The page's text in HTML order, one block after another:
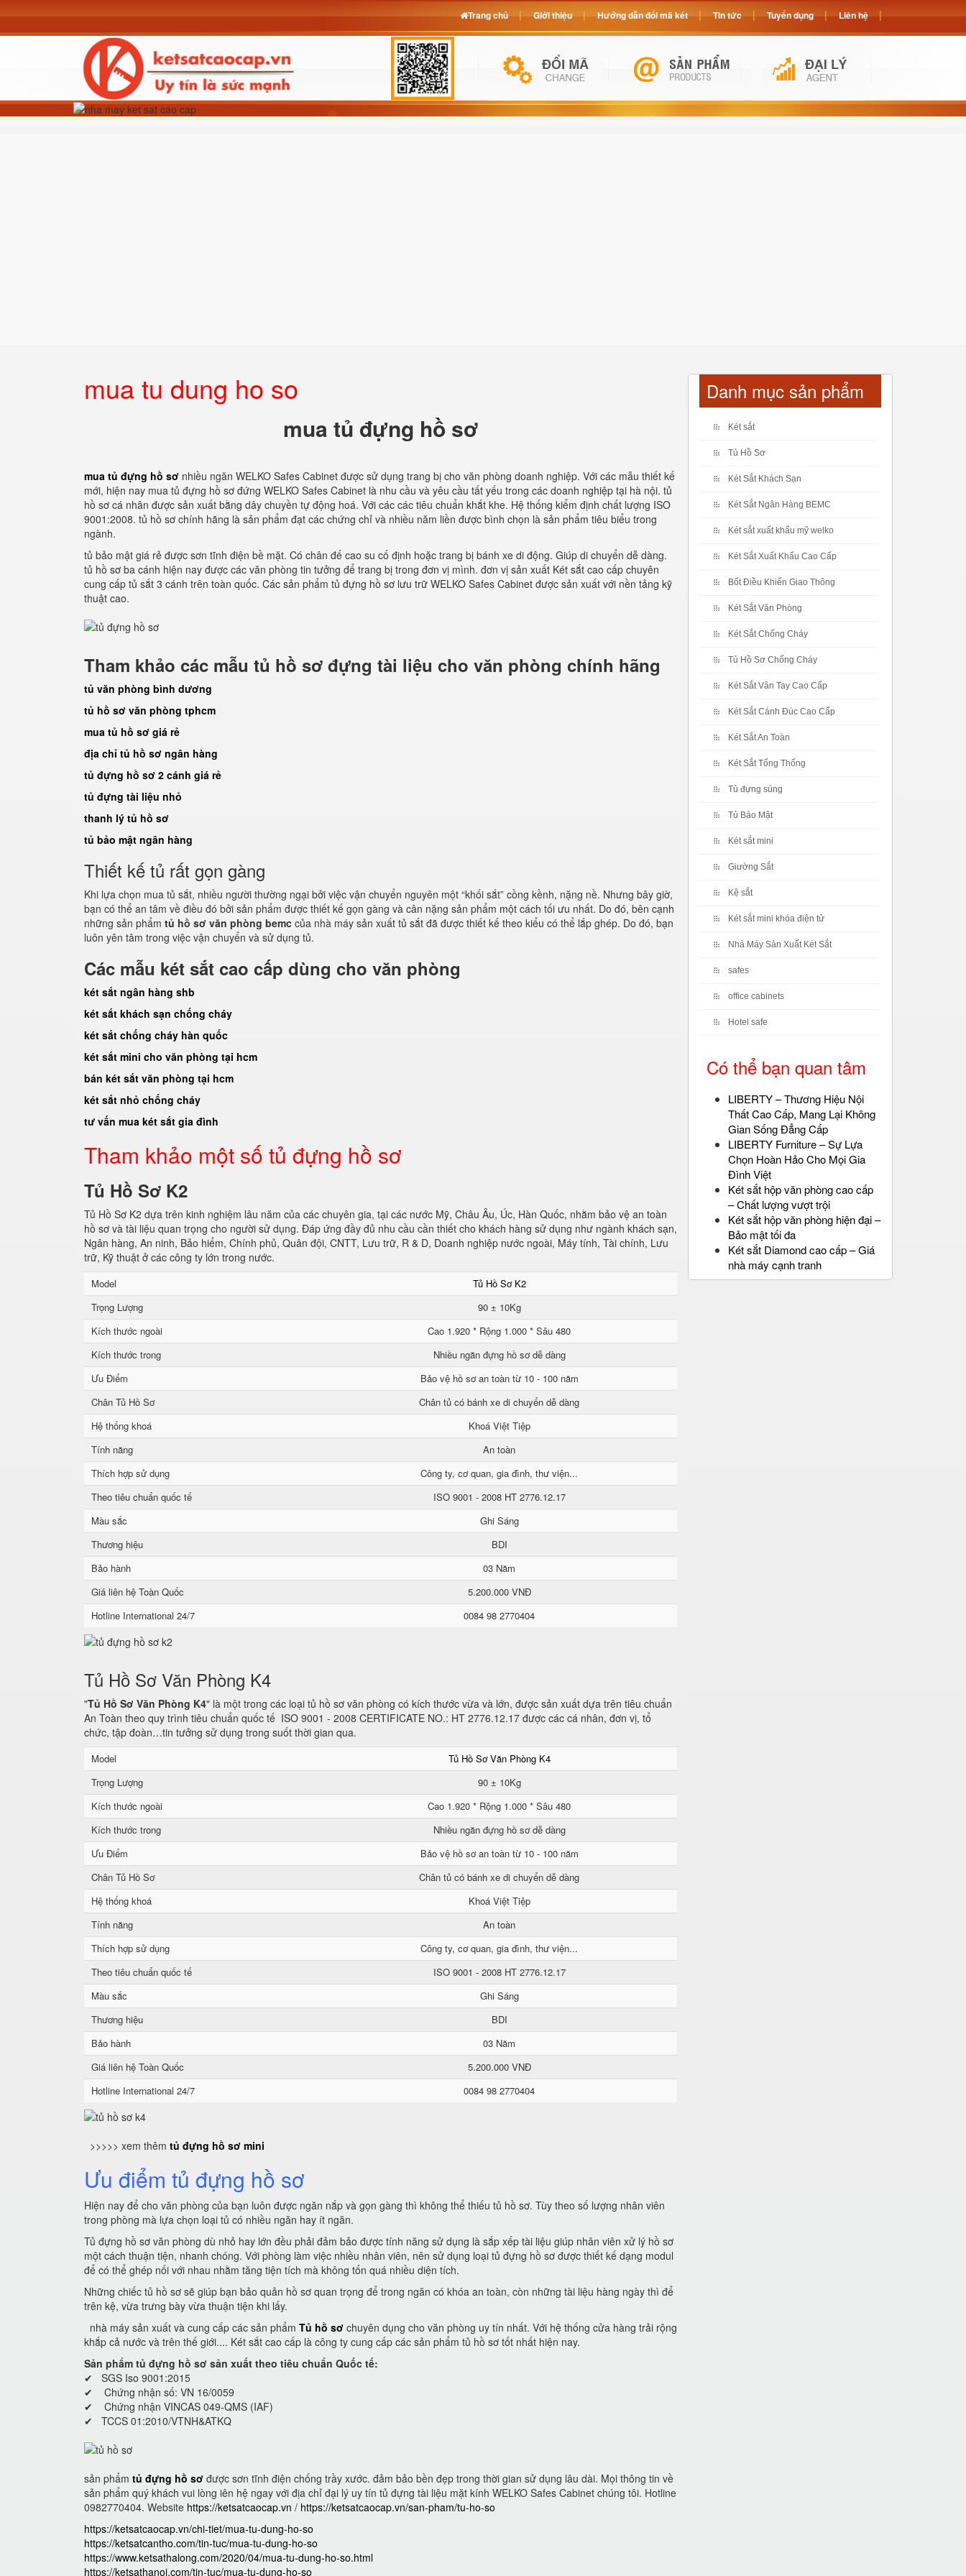
mua tu dung ho so
mua tủ đựng hồ sơ
mua tủ đựng hồ sơ nhiều ngăn WELKO Safes Cabinet được sử dụng trang bị cho văn phòng doanh nghiệp. Với các mẫu thiết kế
mới, hiện nay mua tủ đựng hồ sơ đứng WELKO Safes Cabinet là nhu cầu và yêu cầu tất yếu trong các doanh nghiệp tại hà nội. tủ
hồ sơ cá nhân được sản xuất bằng dây chuyền tự động hoá. Với các các tiêu chuẩn khắt khe. Hệ thống kiểm định chất lượng ISO
9001:2008. tủ hồ sơ chính hãng là sản phẩm đạt các chứng chỉ và nhiều năm liền được bình chọn là sản phẩm tiêu biểu trong
ngành.
tủ bảo mật giá rẻ được sơn tĩnh điện bề mặt. Có chân đế cao su cố định hoặc trang bị bánh xe di động. Giúp di chuyển dễ dàng.
tủ hồ sơ ba cánh hiện nay được các văn phòng tin tưởng để trang bị trong đơn vị mình. đơn vị sản xuất Két sắt cao cấp chuyên
cung cấp tủ sắt 3 cánh trên toàn quốc. Các sản phẩm tủ đựng hồ sơ lưu trữ WELKO Safes Cabinet được sản xuất với nền tảng kỹ
thuật cao.
Tham khảo các mẫu tủ hồ sơ đựng tài liệu cho văn phòng chính hãng
tủ văn phòng bình dương
tủ hồ sơ văn phòng tphcm
mua tủ hồ sơ giá rẻ
địa chỉ tủ hồ sơ ngân hàng
tủ đựng hồ sơ 2 cánh giá rẻ
tủ đựng tài liệu nhỏ
thanh lý tủ hồ sơ
tủ bảo mật ngân hàng
Thiết kế tủ rất gọn gàng
Khi lựa chọn mua tủ sắt, nhiều người thường ngại bởi việc vận chuyển nguyên một “khối sắt” cồng kềnh, nặng nề. Nhưng bây giờ,
bạn có thể an tâm về điều đó bởi sản phẩm được thiết kế gọn gàng và cân nặng sản phẩm một cách tối ưu nhất. Do đó, bên cạnh
những sản phẩm tủ hồ sơ văn phòng bemc của nhà máy sản xuất tủ sắt đã được thiết kế theo kiểu có thể lắp ghép. Do đó, bạn
luôn yên tâm trong việc vận chuyển và sử dụng tủ.
Các mẫu két sắt cao cấp dùng cho văn phòng
két sắt ngân hàng shb
két sắt khách sạn chống cháy
két sắt chống cháy hàn quốc
két sắt mini cho văn phòng tại hcm
bán két sắt văn phòng tại hcm
két sắt nhỏ chống cháy
tư vấn mua két sắt gia đình
Tham khảo một số tủ đựng hồ sơ
Tủ Hồ Sơ K2
Tủ Hồ Sơ K2 dựa trên kinh nghiệm lâu năm của các chuyên gia, tại các nước Mỹ, Châu Âu, Úc, Hàn Quốc, nhằm bảo vệ an toàn
hồ sơ và tài liệu quan trọng cho người sử dụng. Đáp ứng đầy đủ nhu cầu cần thiết cho khách hàng sử dụng như ngành khách sạn,
Ngân hàng, An ninh, Bảo hiểm, Chính phủ, Quân đội, CNTT, Lưu trữ, R & D, Doanh nghiệp nước ngoài, Máy tính, Tài chính, Lưu
trữ, Kỹ thuật ở các công ty lớn trong nước.
Model
Tủ Hồ Sơ K2
Trọng Lượng
90 ± 10Kg
Kích thước ngoài
Cao 1.920 * Rộng 1.000 * Sâu 480
Kích thước trong
Nhiều ngăn đựng hồ sơ dễ dàng
Ưu Điểm
Bảo vệ hồ sơ an toàn từ 10 - 100 năm
Chân Tủ Hồ Sơ
Chân tủ có bánh xe di chuyển dễ dàng
Hệ thống khoá
Khoá Việt Tiệp
Tính năng
An toàn
Thích hợp sử dụng
Công ty, cơ quan, gia đình, thư viện...
Theo tiêu chuẩn quốc tế
ISO 9001 - 2008 HT 2776.12.17
Màu sắc
Ghi Sáng
Thương hiệu
BDI
Bảo hành
03 Năm
Giá liên hệ Toàn Quốc
5.200.000 VNĐ
Hotline International 24/7
0084 98 2770404
Tủ Hồ Sơ Văn Phòng K4
"Tủ Hồ Sơ Văn Phòng K4" là một trong các loại tủ hồ sơ văn phòng có kích thước vừa và lớn, được sản xuất dựa trên tiêu chuẩn
An Toàn theo quy trình tiêu chuẩn quốc tế ISO 9001 - 2008 CERTIFICATE NO.: HT 2776.12.17 được các cá nhân, đơn vị, tổ
chức, tập đoàn…tin tưởng sử dụng trong suốt thời gian qua.
Model
Tủ Hồ Sơ Văn Phòng K4
Trọng Lượng
90 ± 10Kg
Kích thước ngoài
Cao 1.920 * Rộng 1.000 * Sâu 480
Kích thước trong
Nhiều ngăn đựng hồ sơ dễ dàng
Ưu Điểm
Bảo vệ hồ sơ an toàn từ 10 - 100 năm
Chân Tủ Hồ Sơ
Chân tủ có bánh xe di chuyển dễ dàng
Hệ thống khoá
Khoá Việt Tiệp
Tính năng
An toàn
Thích hợp sử dụng
Công ty, cơ quan, gia đình, thư viện...
Theo tiêu chuẩn quốc tế
ISO 9001 - 2008 HT 2776.12.17
Màu sắc
Ghi Sáng
Thương hiệu
BDI
Bảo hành
03 Năm
Giá liên hệ Toàn Quốc
5.200.000 VNĐ
Hotline International 24/7
0084 98 2770404
>>>>> xem thêm tủ đựng hồ sơ mini
Ưu điểm tủ đựng hồ sơ
Hiện nay để cho văn phòng của bạn luôn được ngăn nắp và gọn gàng thì không thể thiếu tủ hồ sơ. Tùy theo số lượng nhân viên
trong phòng mà lựa chọn loại tủ có nhiều ngăn hay ít ngăn.
Tủ đựng hồ sơ văn phòng dù nhỏ hay lớn đều phải đảm bảo được tính năng sử dụng là sắp xếp tài liệu giúp nhân viên xử lý hồ sơ
một cách thuận tiện, nhanh chóng. Với phòng làm việc nhiều nhân viên, nên sử dụng loại tủ đựng hồ sơ được thiết kế dạng modul
để có thể ghép nối với nhau nhằm tăng tiện tích mà không tốn quá nhiều diện tích.
Những chiếc tủ hồ sơ sẽ giúp bạn bảo quản hồ sơ quan trọng để trong ngăn có khóa an toàn, còn những tài liệu hàng ngày thì để
trên kệ, vừa trưng bày vừa thuận tiện khi lấy.
nhà máy sản xuất và cung cấp các sản phẩm Tủ hồ sơ chuyên dụng cho văn phòng uy tín nhất. Với hệ thống cửa hàng trải rộng
khắp cả nước và trên thế giới.... Két sắt cao cấp là công ty cung cấp các sản phẩm tủ hồ sơ tốt nhất hiện nay.
Sản phẩm tủ đựng hồ sơ sản xuất theo tiêu chuẩn Quốc tế:
✔ SGS Iso 9001:2015
✔ Chứng nhận số: VN 16/0059
✔ Chứng nhận VINCAS 049-QMS (IAF)
✔ TCCS 01:2010/VTNH&ATKQ
sản phẩm tủ đựng hồ sơ được sơn tĩnh điện chống trầy xước. đảm bảo bền đẹp trong thời gian sử dụng lâu dài. Mọi thông tin về
sản phẩm quý khách vui lòng iên hệ ngay với địa chỉ đại lý uy tín tủ đựng tài liệu mặt kính WELKO Safes Cabinet chúng tôi. Hotline
0982770404. Website https://ketsatcaocap.vn / https://ketsatcaocap.vn/san-pham/tu-ho-so
https://ketsatcaocap.vn/chi-tiet/mua-tu-dung-ho-so
https://ketsatcantho.com/tin-tuc/mua-tu-dung-ho-so
https://www.ketsathalong.com/2020/04/mua-tu-dung-ho-so.html
https://ketsathanoi.com/tin-tuc/mua-tu-dung-ho-so
Danh mục sản phẩm
Két sắt
Tủ Hồ Sơ
Két Sắt Khách Sạn
Két Sắt Ngân Hàng BEMC
Két sắt xuất khẩu mỹ welko
Két Sắt Xuất Khẩu Cao Cấp
Bốt Điều Khiển Giao Thông
Két Sắt Văn Phòng
Két Sắt Chống Cháy
Tủ Hồ Sơ Chống Cháy
Két Sắt Vân Tay Cao Cấp
Két Sắt Cánh Đúc Cao Cấp
Két Sắt An Toàn
Két Sắt Tổng Thống
Tủ đựng súng
Tủ Bảo Mật
Két sắt mini
Giường Sắt
Kệ sắt
Két sắt mini khóa điện tử
Nhà Máy Sản Xuất Két Sắt
safes
office cabinets
Hotel safe
Có thể bạn quan tâm
LIBERTY – Thương Hiệu Nội
Thất Cao Cấp, Mang Lại Không
Gian Sống Đẳng Cấp
LIBERTY Furniture – Sự Lựa
Chọn Hoàn Hảo Cho Mọi Gia
Đình Việt
Két sắt hộp văn phòng cao cấp
– Chất lượng vượt trội
Két sắt hộp văn phòng hiện đại –
Bảo mật tối đa
Két sắt Diamond cao cấp – Giá
nhà máy cạnh tranh
Trang chủ Giới thiệu Hướng dẫn đổi mã két Tin tức Tuyển dụng Liên hệ